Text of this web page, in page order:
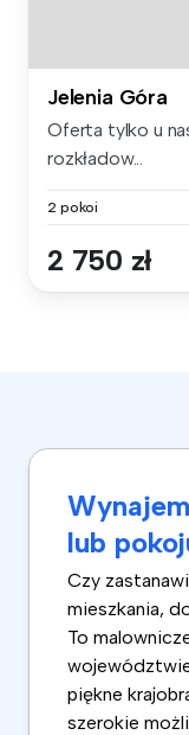
Jelenia Góra
Oferta tylko u
rozkładow...
2 pokoi
2 750 zł
lub
Czy
mieszkania,
To
piękne
szerokie